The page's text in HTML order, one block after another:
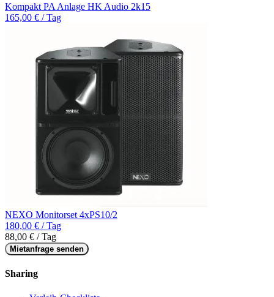
Kompakt PA Anlage HK Audio 2k15
165,00 € / Tag
NEXO Monitorset 4xPS10/2
180,00 € / Tag
88,00 € / Tag
Mietanfrage senden
Sharing